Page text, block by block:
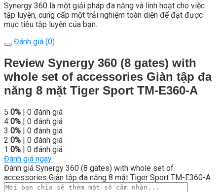
Synergy 360 là một giải pháp đa năng và linh hoạt cho việc
tập luyện, cung cấp một trải nghiệm toàn diện để đạt được
mục tiêu tập luyện của bạn.
Đánh giá (0)
Review Synergy 360 (8 gates) with
whole set of accessories Giàn tập đa
năng 8 mặt Tiger Sport TM-E360-A
5 0% | 0 đánh giá
4 0% | 0 đánh giá
3 0% | 0 đánh giá
2 0% | 0 đánh giá
1 0% | 0 đánh giá
Đánh giá ngay
Đánh giá Synergy 360 (8 gates) with whole set of
accessories Giàn tập đa năng 8 mặt Tiger Sport TM-E360-A